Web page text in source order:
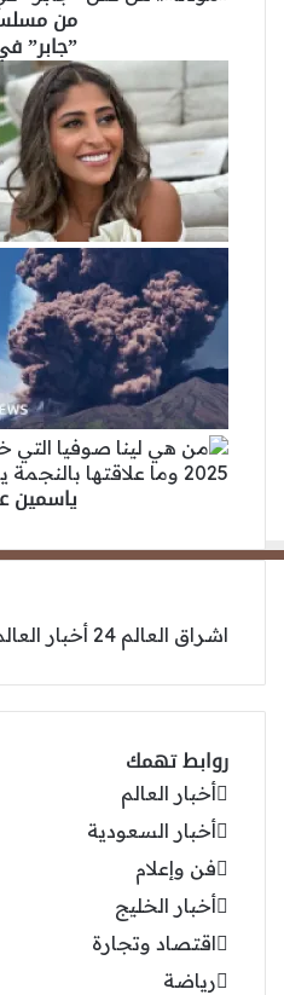
من
”جابر”
ياسمين
اشراق العالم 24 أخبار العالم لحظة بلحظة
روابط تهمك
أخبار العالم
أخبار السعودية
فن وإعلام
أخبار الخليج
اقتصاد وتجارة
رياضة